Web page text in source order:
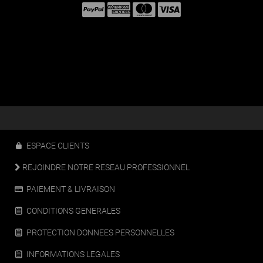
ESPACE CLIENTS
REJOINDRE NOTRE RESEAU PROFESSIONNEL
PAIEMENT & LIVRAISON
CONDITIONS GENERALES
PROTECTION DONNEES PERSONNELLES
INFORMATIONS LEGALES